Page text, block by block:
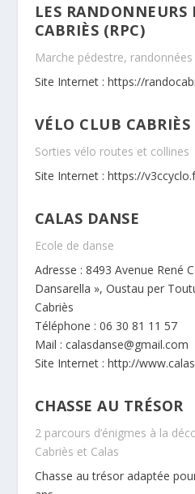
LES RANDONNEURS
CABRIÈS (RPC)
Marche pédestre, randonnées
Site Internet : https://
VÉLO CLUB
Sorties vélo routes et collines
Site Internet : https://
CALAS DANSE
Ecole de danse
Adresse : 8493 Avenue René
Dansarella », Oustau per
Cabriès
Téléphone : 06 30 81 11 57
Mail : calasdanse@gmail.com
Site Internet : http://
CHASSE AU TRÉSOR
2 parcours d’énigmes à la
Cabriès et Calas
Chasse au trésor adaptée